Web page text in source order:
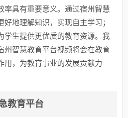
率具有重要意义。通过宿州智慧
地理解知识，实现自主学习；
学生提供更优质的教育资源。我
州智慧教育平台视频将会在教育
用，为教育事业的发展贡献力
教育平台